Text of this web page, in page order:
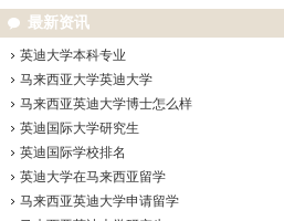
最新资讯
英迪大学本科专业
马来西亚大学英迪大学
马来西亚英迪大学博士怎么样
英迪国际大学研究生
英迪国际学校排名
英迪大学在马来西亚留学
马来西亚英迪大学申请留学